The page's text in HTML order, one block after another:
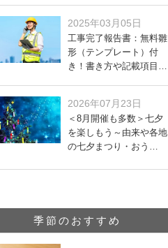
2025年03月05日
工事完了報告書：無料雛
形（テンプレート）付
き！書き方や記載項目…
2026年07月23日
＜8月開催も多数＞七夕
を楽しもう～由来や各地
の七夕まつり・おう…
季節のおすすめ